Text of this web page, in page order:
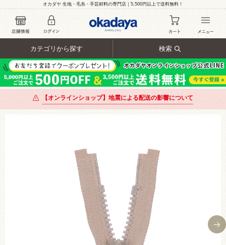
オカダヤ 生地・毛糸・手芸材料の専門店｜5,500円以上で送料無料！
カテゴリから探す 検索
【オンラインショップ】地震による配送の影響について